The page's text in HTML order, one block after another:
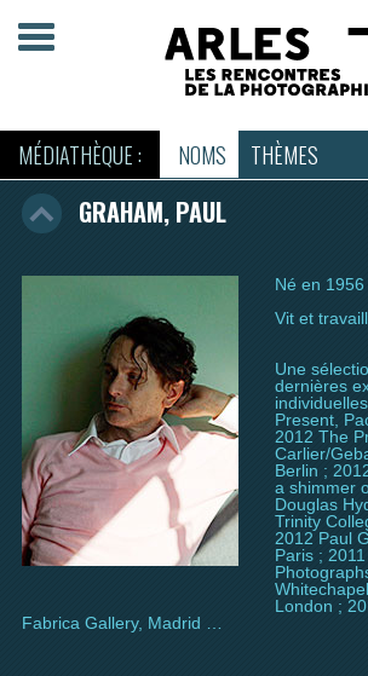
MÉDIATHÈQUE : NOMS THÈMES
GRAHAM, PAUL
Né en 1956
Vit et
Une
dernières
Present,
2012 The
Carlier/
Berlin ;
a shimmer
Douglas
Trinity
2012 Paul
Paris ;
London ;
Fabrica Gallery, Madrid …